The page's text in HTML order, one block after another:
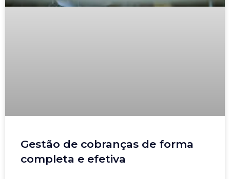
Gestão de cobranças de forma
completa e efetiva